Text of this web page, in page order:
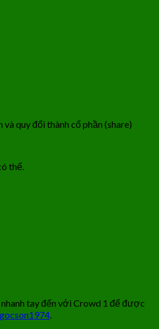
quy đổi thành cổ phần (share)
thể.
tay đến với Crowd 1 để được
.